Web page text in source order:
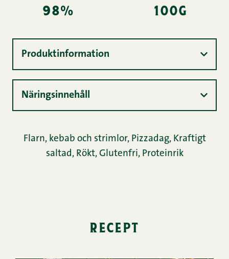
98% 100g
Produktinformation
Näringsinnehåll
Flarn, kebab och strimlor, Pizzadag, Kraftigt
saltad, Rökt, Glutenfri, Proteinrik
recept